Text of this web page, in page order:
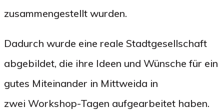
zusammengestellt wurden.
Dadurch wurde eine reale Stadtgesellschaft
abgebildet, die ihre Ideen und Wünsche für ein
gutes Miteinander in Mittweida in
zwei Workshop-Tagen aufgearbeitet haben.